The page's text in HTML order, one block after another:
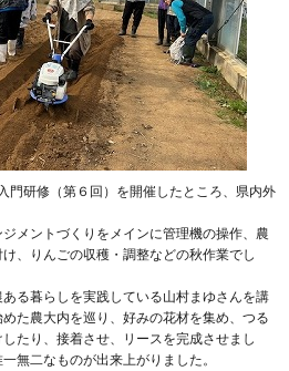
研修（第６回）を開催したところ、県内外
メントづくりをメインに管理機の操作、農
、りんごの収穫・調整などの秋作業でし
る暮らしを実践している山村まゆさんを講
た農大内を巡り、好みの花材を集め、つる
たり、接着させ、リースを完成させまし
無二なものが出来上がりました。